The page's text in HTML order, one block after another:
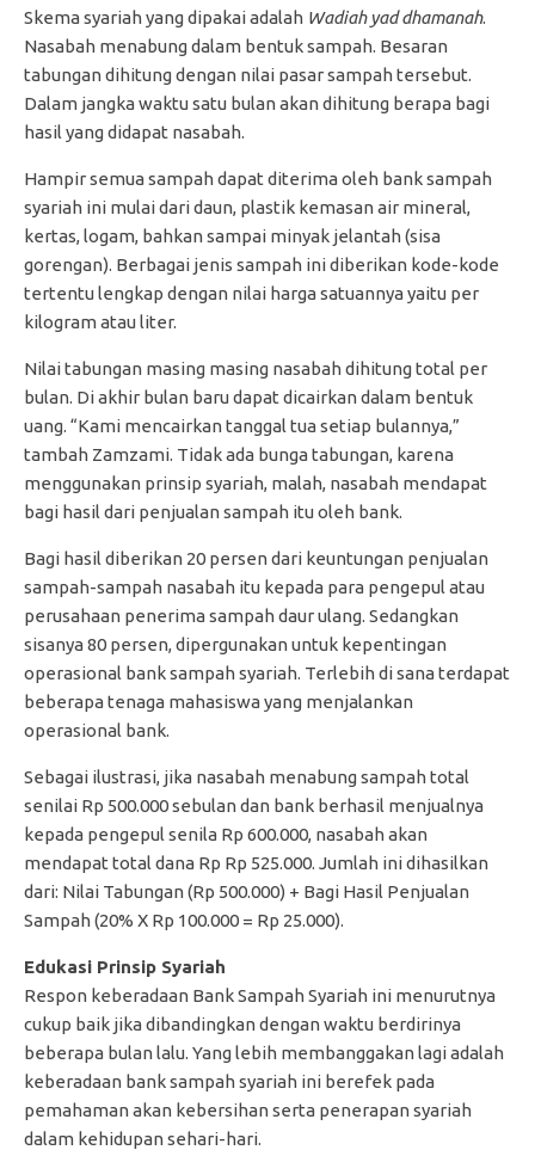
Skema syariah yang dipakai adalah Wadiah yad dhamanah.
Nasabah menabung dalam bentuk sampah. Besaran
tabungan dihitung dengan nilai pasar sampah tersebut.
Dalam jangka waktu satu bulan akan dihitung berapa bagi
hasil yang didapat nasabah.
Hampir semua sampah dapat diterima oleh bank sampah
syariah ini mulai dari daun, plastik kemasan air mineral,
kertas, logam, bahkan sampai minyak jelantah (sisa
gorengan). Berbagai jenis sampah ini diberikan kode-kode
tertentu lengkap dengan nilai harga satuannya yaitu per
kilogram atau liter.
Nilai tabungan masing masing nasabah dihitung total per
bulan. Di akhir bulan baru dapat dicairkan dalam bentuk
uang. “Kami mencairkan tanggal tua setiap bulannya,”
tambah Zamzami. Tidak ada bunga tabungan, karena
menggunakan prinsip syariah, malah, nasabah mendapat
bagi hasil dari penjualan sampah itu oleh bank.
Bagi hasil diberikan 20 persen dari keuntungan penjualan
sampah-sampah nasabah itu kepada para pengepul atau
perusahaan penerima sampah daur ulang. Sedangkan
sisanya 80 persen, dipergunakan untuk kepentingan
operasional bank sampah syariah. Terlebih di sana terdapat
beberapa tenaga mahasiswa yang menjalankan
operasional bank.
Sebagai ilustrasi, jika nasabah menabung sampah total
senilai Rp 500.000 sebulan dan bank berhasil menjualnya
kepada pengepul senila Rp 600.000, nasabah akan
mendapat total dana Rp Rp 525.000. Jumlah ini dihasilkan
dari: Nilai Tabungan (Rp 500.000) + Bagi Hasil Penjualan
Sampah (20% X Rp 100.000 = Rp 25.000).
Edukasi Prinsip Syariah
Respon keberadaan Bank Sampah Syariah ini menurutnya
cukup baik jika dibandingkan dengan waktu berdirinya
beberapa bulan lalu. Yang lebih membanggakan lagi adalah
keberadaan bank sampah syariah ini berefek pada
pemahaman akan kebersihan serta penerapan syariah
dalam kehidupan sehari-hari.